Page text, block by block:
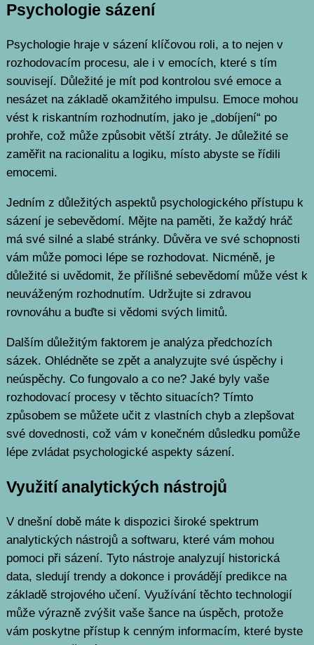
Psychologie sázení
Psychologie hraje v sázení klíčovou roli, a to nejen v
rozhodovacím procesu, ale i v emocích, které s tím
souvisejí. Důležité je mít pod kontrolou své emoce a
nesázet na základě okamžitého impulsu. Emoce mohou
vést k riskantním rozhodnutím, jako je „dobíjení“ po
prohře, což může způsobit větší ztráty. Je důležité se
zaměřit na racionalitu a logiku, místo abyste se řídili
emocemi.
Jedním z důležitých aspektů psychologického přístupu k
sázení je sebevědomí. Mějte na paměti, že každý hráč
má své silné a slabé stránky. Důvěra ve své schopnosti
vám může pomoci lépe se rozhodovat. Nicméně, je
důležité si uvědomit, že přílišné sebevědomí může vést k
neuváženým rozhodnutím. Udržujte si zdravou
rovnováhu a buďte si vědomi svých limitů.
Dalším důležitým faktorem je analýza předchozích
sázek. Ohlédněte se zpět a analyzujte své úspěchy i
neúspěchy. Co fungovalo a co ne? Jaké byly vaše
rozhodovací procesy v těchto situacích? Tímto
způsobem se můžete učit z vlastních chyb a zlepšovat
své dovednosti, což vám v konečném důsledku pomůže
lépe zvládat psychologické aspekty sázení.
Využití analytických nástrojů
V dnešní době máte k dispozici široké spektrum
analytických nástrojů a softwaru, které vám mohou
pomoci při sázení. Tyto nástroje analyzují historická
data, sledují trendy a dokonce i provádějí predikce na
základě strojového učení. Využívání těchto technologií
může výrazně zvýšit vaše šance na úspěch, protože
vám poskytne přístup k cenným informacím, které byste